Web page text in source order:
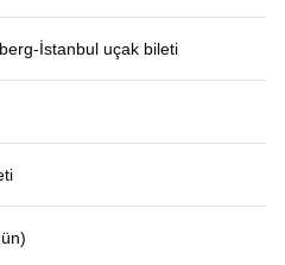
İstanbul uçak bileti